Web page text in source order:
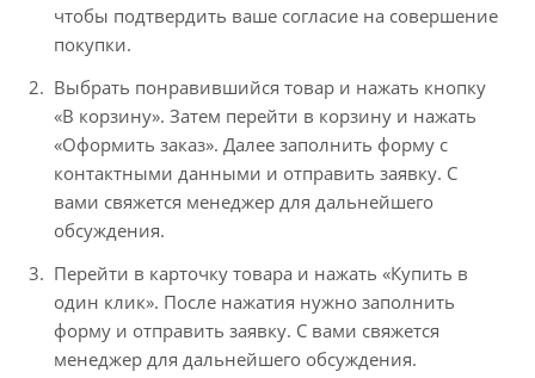
чтобы подтвердить ваше согласие на совершение
покупки.
Выбрать понравившийся товар и нажать кнопку
«В корзину». Затем перейти в корзину и нажать
«Оформить заказ». Далее заполнить форму с
контактными данными и отправить заявку. С
вами свяжется менеджер для дальнейшего
обсуждения.
Перейти в карточку товара и нажать «Купить в
один клик». После нажатия нужно заполнить
форму и отправить заявку. С вами свяжется
менеджер для дальнейшего обсуждения.